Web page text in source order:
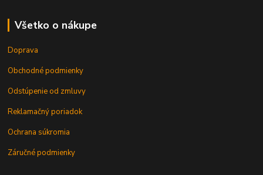
Všetko o nákupe
Doprava
Obchodné podmienky
Odstúpenie od zmluvy
Reklamačný poriadok
Ochrana súkromia
Záručné podmienky